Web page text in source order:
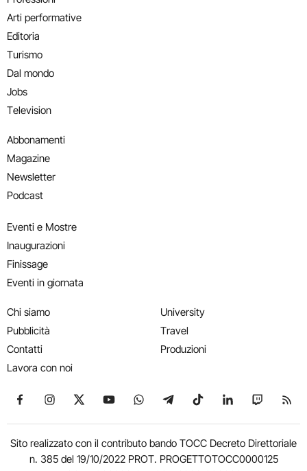
Arti performative
Editoria
Turismo
Dal mondo
Jobs
Television
Abbonamenti
Magazine
Newsletter
Podcast
Eventi e Mostre
Inaugurazioni
Finissage
Eventi in giornata
Chi siamo
Pubblicità
Contatti
Lavora con noi
University
Travel
Produzioni
Seguici su Facebook
Seguici su Instagram
Seguici su X
Seguici su YouTube
Seguici su WhatsApp
Seguici su Telegram
Seguici su TikTok
Seguici su
Seguici
Sito realizzato con il contributo bando TOCC Decreto Direttoriale
n. 385 del 19/10/2022 PROT. PROGETTOTOCC0000125